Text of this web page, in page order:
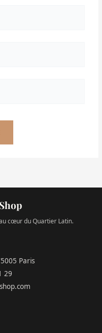
cœur du Quartier Latin.
Paris
29